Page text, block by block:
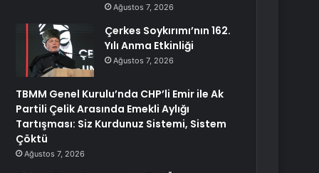
Ağustos 7, 2026
Çerkes Soykırımı’nın 162.
Yılı Anma Etkinliği
Ağustos 7, 2026
TBMM Genel Kurulu’nda CHP’li Emir ile Ak
Partili Çelik Arasında Emekli Aylığı
Tartışması: Siz Kurdunuz Sistemi, Sistem
Çöktü
Ağustos 7, 2026